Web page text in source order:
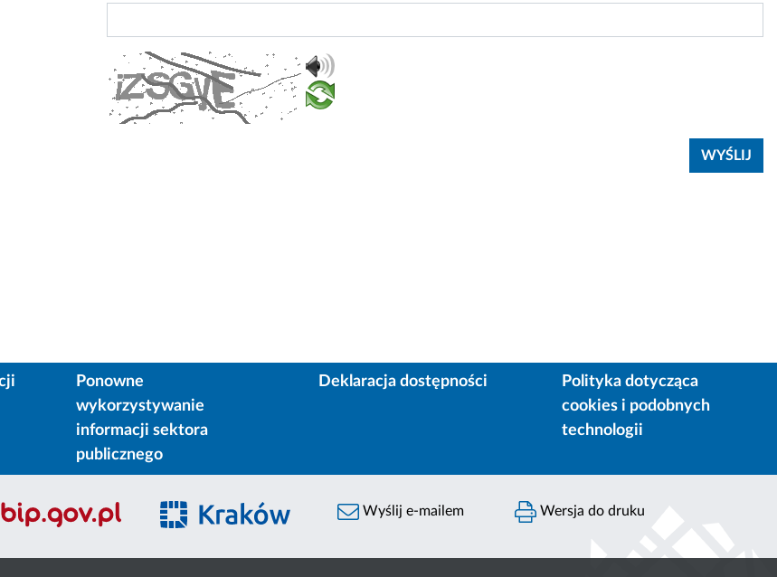
Ponowne
wykorzystywanie
informacji sektora
publicznego
Deklaracja dostępności
Polityka dotycząca
cookies i podobnych
technologii
Wyślij e-mailem Wersja do druku